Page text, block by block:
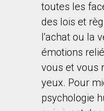
toutes les
des lois et
l'achat ou la
émotions
vous et vous
yeux. Pour
psychologie